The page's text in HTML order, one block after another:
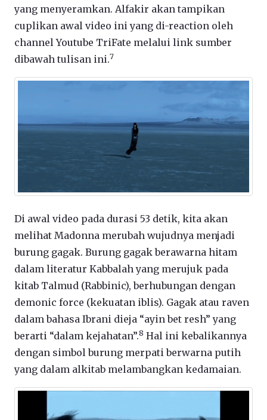
yang menyeramkan. Alfakir akan tampikan
cuplikan awal video ini yang di-reaction oleh
channel Youtube TriFate melalui link sumber
dibawah tulisan ini.7
Di awal video pada durasi 53 detik, kita akan
melihat Madonna merubah wujudnya menjadi
burung gagak. Burung gagak berawarna hitam
dalam literatur Kabbalah yang merujuk pada
kitab Talmud (Rabbinic), berhubungan dengan
demonic force (kekuatan iblis). Gagak atau raven
dalam bahasa Ibrani dieja “ayin bet resh” yang
berarti “dalam kejahatan”.8 Hal ini kebalikannya
dengan simbol burung merpati berwarna putih
yang dalam alkitab melambangkan kedamaian.